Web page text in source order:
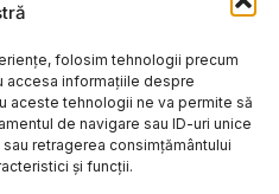
folosim tehnologii precum
accesa informațiile despre
aceste tehnologii ne va permite să
de navigare sau ID-uri unice
retragerea consimțământului
și funcții.